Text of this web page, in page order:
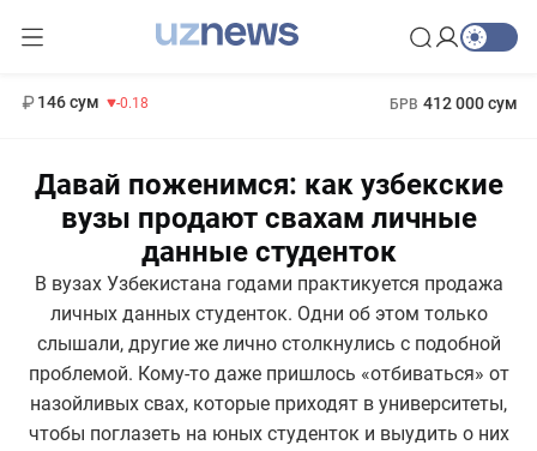
146 сум -0.18 БРВ 412 000 сум
Давай поженимся: как узбекские
вузы продают свахам личные
данные студенток
В вузах Узбекистана годами практикуется продажа
личных данных студенток. Одни об этом только
слышали, другие же лично столкнулись с подобной
проблемой. Кому-то даже пришлось «отбиваться» от
назойливых свах, которые приходят в университеты,
чтобы поглазеть на юных студенток и выудить о них